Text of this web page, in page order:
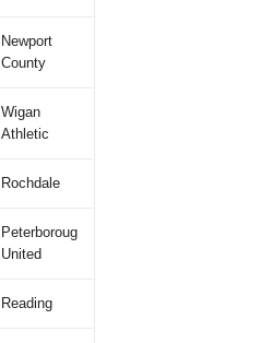
Newport
County
Wigan
Athletic
Rochdale
Peterboroug
United
Reading